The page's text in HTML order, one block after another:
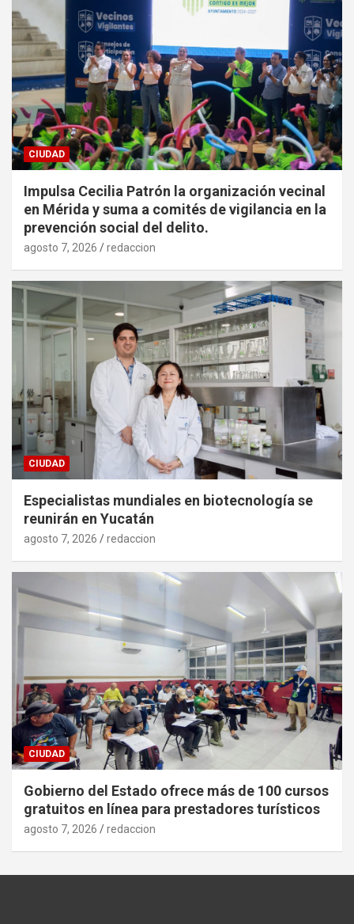
CIUDAD
Impulsa Cecilia Patrón la organización vecinal
en Mérida y suma a comités de vigilancia en la
prevención social del delito.
agosto 7, 2026 redaccion
CIUDAD
Especialistas mundiales en biotecnología se
reunirán en Yucatán
agosto 7, 2026 redaccion
CIUDAD
Gobierno del Estado ofrece más de 100 cursos
gratuitos en línea para prestadores turísticos
agosto 7, 2026 redaccion